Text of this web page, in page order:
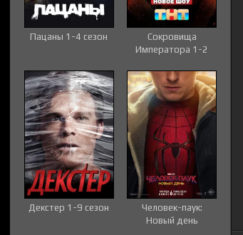
Пацаны 1-4 сезон
Сокровища
Императора 1-2
Декстер 1-9 сезон
Человек-паук:
Новый день